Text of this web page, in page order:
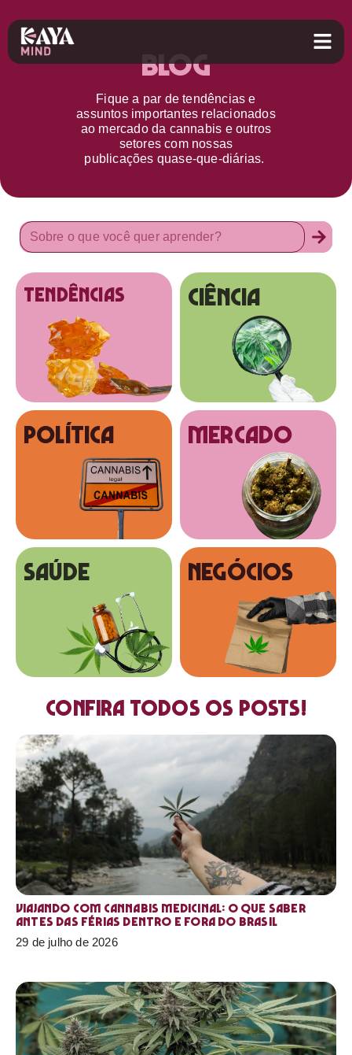
Blog
Fique a par detendências e
assuntos importantes relacionados
ao mercado da cannabis e outros
setorescom nossas
publicações quase-que-diárias.
tendências Ciência
Política MERCADO
SAÚDE NEGÓCIOS
Confira todos os posts!
Viajando com cannabis medicinal: o que saber
antes das férias dentro e fora do Brasil
29 de julho de 2026